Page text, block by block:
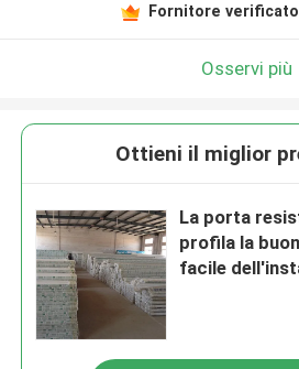
Fornitore verificato
Osservi più
Ottieni il miglior
La porta
profila la
facile